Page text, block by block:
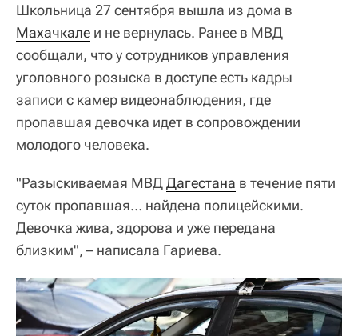
Школьница 27 сентября вышла из дома в
Махачкале и не вернулась. Ранее в МВД
сообщали, что у сотрудников управления
уголовного розыска в доступе есть кадры
записи с камер видеонаблюдения, где
пропавшая девочка идет в сопровождении
молодого человека.
"Разыскиваемая МВДДагестана в течение пяти
суток пропавшая… найдена полицейскими.
Девочка жива, здорова и уже передана
близким", – написала Гариева.